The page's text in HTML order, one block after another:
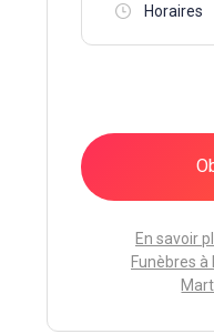
Horaires
En savoir
Funèbres